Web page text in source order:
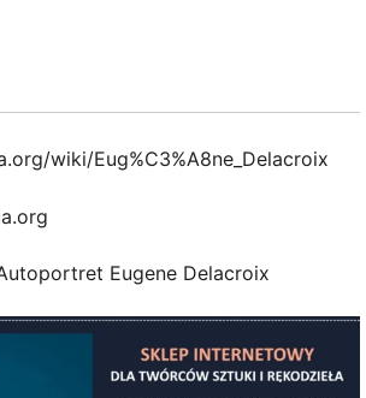
wiki/Eug%C3%A8ne_Delacroix
Eugene Delacroix